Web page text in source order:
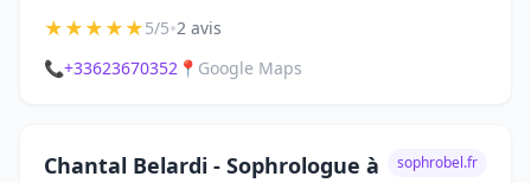
★★★★★5/5•2 avis
📞+33623670352 📍 Google Maps
Chantal Belardi - Sophrologue à
sophrobel.fr